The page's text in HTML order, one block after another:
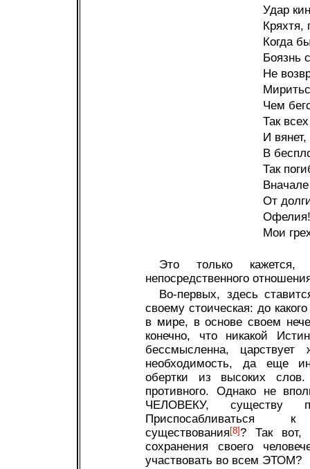
Удар
Кряхтя,
Когда
Боязнь
Не
Чем
Так
И
В
Так
От
Мои
Это только
непосредственного
Во-первых, здесь
своему стоическая: до
в мире, в основе своем
конечно, что никакой
бессмысленна, царствует
необходимость, да еще
обертки из высоких
противного. Однако не
ЧЕЛОВЕКУ, существу
существования [8] ? Так вот,
сохранения своего
участвовать во всем ЭТОМ?